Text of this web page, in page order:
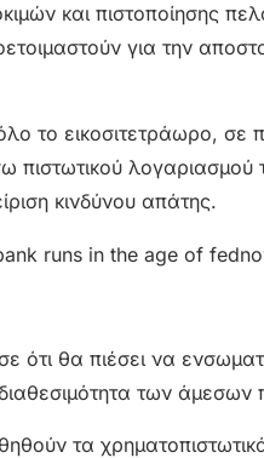
και πιστοποίησης
για την
το εικοσιτετράωρο, σε
λογαριασμού
κινδύνου απάτης.
runs in the age of
ότι θα πιέσει να
των
τα